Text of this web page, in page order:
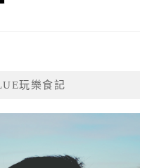
玩樂食記